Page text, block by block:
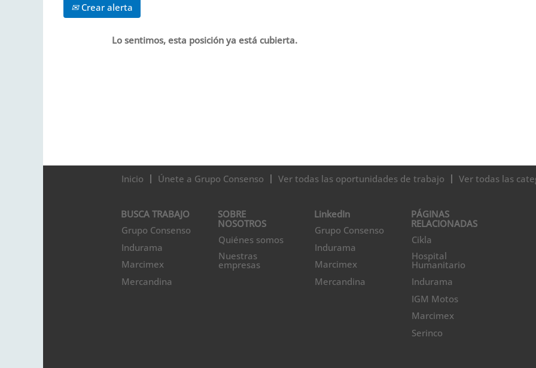
Crear alerta
Lo sentimos, esta posición ya está cubierta.
Inicio Únete a Grupo Consenso Ver todas las oportunidades de trabajo Ver todas las
BUSCA TRABAJO
Grupo Consenso
Indurama
Marcimex
Mercandina
SOBRE
NOSOTROS
Quiénes somos
Nuestras
empresas
LinkedIn
Grupo Consenso
Indurama
Marcimex
Mercandina
PÁGINAS
RELACIONADAS
Cikla
Hospital
Humanitario
Indurama
IGM Motos
Marcimex
Serinco